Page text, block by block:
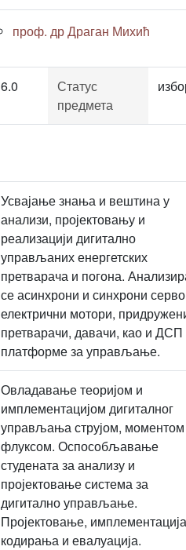
проф. др Драган Михић
6.0
Статус
предмета
Усвајање знања и вештина у
анализи, пројектовању и
реализацији дигитално
управљаних енергетских
претварача и погона.
се асинхрони и синхрони серво
електрични мотори,
претварачи, давачи, као и ДСП
платформе за управљање.
Овладавање теоријом и
имплементацијом дигиталног
управљања струјом,
флуксом. Оспособљавање
студената за анализу и
пројектовање система за
дигитално управљање.
Пројектовање,
кодирања и евалуација.